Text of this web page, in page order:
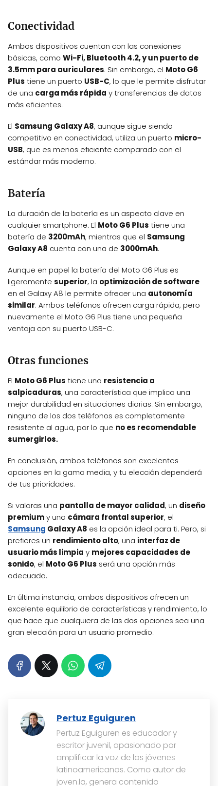
Conectividad
Ambos dispositivos cuentan con las conexiones
básicas, como Wi-Fi, Bluetooth 4.2, y un puerto de
3.5mm para auriculares. Sin embargo, el Moto G6
Plus tiene un puerto USB-C, lo que le permite disfrutar
de una carga más rápida y transferencias de datos
más eficientes.
El Samsung Galaxy A8, aunque sigue siendo
competitivo en conectividad, utiliza un puerto micro-
USB, que es menos eficiente comparado con el
estándar más moderno.
Batería
La duración de la batería es un aspecto clave en
cualquier smartphone. El Moto G6 Plus tiene una
batería de 3200mAh, mientras que el Samsung
Galaxy A8 cuenta con una de 3000mAh.
Aunque en papel la batería del Moto G6 Plus es
ligeramente superior, la optimización de software
en el Galaxy A8 le permite ofrecer una autonomía
similar. Ambos teléfonos ofrecen carga rápida, pero
nuevamente el Moto G6 Plus tiene una pequeña
ventaja con su puerto USB-C.
Otras funciones
El Moto G6 Plus tiene una resistencia a
salpicaduras, una característica que implica una
mejor durabilidad en situaciones diarias. Sin embargo,
ninguno de los dos teléfonos es completamente
resistente al agua, por lo que no es recomendable
sumergirlos.
En conclusión, ambos teléfonos son excelentes
opciones en la gama media, y tu elección dependerá
de tus prioridades.
Si valoras una pantalla de mayor calidad, un diseño
premiumy una cámara frontal superior, el
Samsung Galaxy A8 es la opción ideal para ti. Pero, si
prefieres un rendimiento alto, una interfaz de
usuario más limpia y mejores capacidades de
sonido, el Moto G6 Plus será una opción más
adecuada.
En última instancia, ambos dispositivos ofrecen un
excelente equilibrio de características y rendimiento, lo
que hace que cualquiera de las dos opciones sea una
gran elección para un usuario promedio.
Pertuz Eguiguren
Pertuz Eguiguren es educador y
escritor juvenil, apasionado por
amplificar la voz de los jóvenes
latinoamericanos. Como autor de
joven.la, genera contenido